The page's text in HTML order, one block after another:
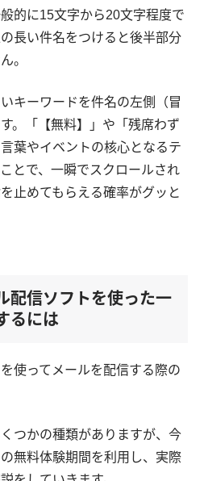
的に15文字から20文字程度で
長い件名をつけると後半部分
。
キーワードを件名の左側（冒
。「【無料】」や「残席わず
葉やイベントの核心となるテ
とで、一瞬でスクロールされ
止めてもらえる確率がグッと
配信ソフトを使った一
るには
使ってメールを配信する際の
つかの種類がありますが、今
の無料体験期間を利用し、実際